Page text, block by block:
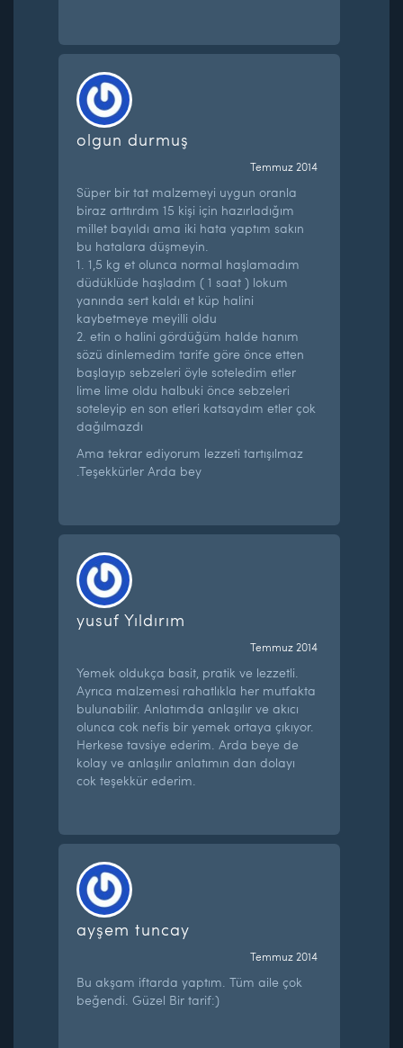
olgun durmuş
Temmuz 2014
Süper bir tat malzemeyi uygun oranla
biraz arttırdım 15 kişi için hazırladığım
millet bayıldı ama iki hata yaptım sakın
bu hatalara düşmeyin.
1. 1,5 kg et olunca normal haşlamadım
düdüklüde haşladım ( 1 saat ) lokum
yanında sert kaldı et küp halini
kaybetmeye meyilli oldu
2. etin o halini gördüğüm halde hanım
sözü dinlemedim tarife göre önce etten
başlayıp sebzeleri öyle soteledim etler
lime lime oldu halbuki önce sebzeleri
soteleyip en son etleri katsaydım etler çok
dağılmazdı
Ama tekrar ediyorum lezzeti tartışılmaz
.Teşekkürler Arda bey
yusuf Yıldırım
Temmuz 2014
Yemek oldukça basit, pratik ve lezzetli.
Ayrıca malzemesi rahatlıkla her mutfakta
bulunabilir. Anlatımda anlaşılır ve akıcı
olunca cok nefis bir yemek ortaya çıkıyor.
Herkese tavsiye ederim. Arda beye de
kolay ve anlaşılır anlatımın dan dolayı
cok teşekkür ederim.
ayşem tuncay
Temmuz 2014
Bu akşam iftarda yaptım. Tüm aile çok
beğendi. Güzel Bir tarif:)